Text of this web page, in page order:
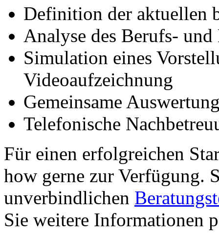
Definition der aktuellen
Analyse des Berufs- und
Simulation eines
Videoaufzeichnung
Gemeinsame
Telefonische
Für einen erfolgreichen
how gerne zur Verfügung.
unverbindlichen
Sie weitere Informationen